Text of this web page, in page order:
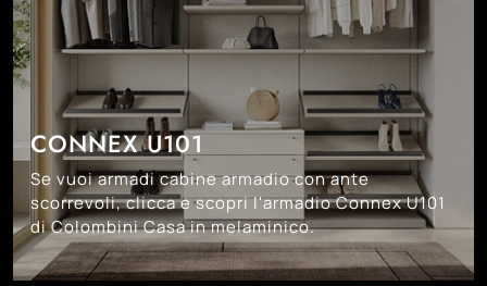
CONNEX U101
Se vuoi armadi cabine armadio con ante
scorrevoli, clicca e scopri l'armadio Connex U101
di Colombini Casa in melaminico.